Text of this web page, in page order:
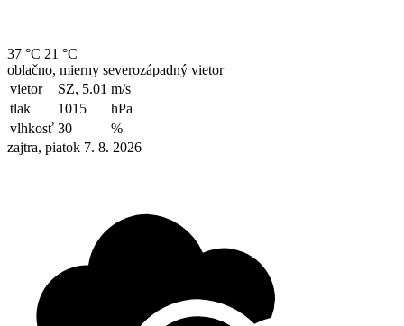
37 °C 21 °C
oblačno, mierny severozápadný vietor
vietor
SZ, 5.01 m/s
tlak
1015
hPa
vlhkosť 30
%
zajtra, piatok 7. 8. 2026